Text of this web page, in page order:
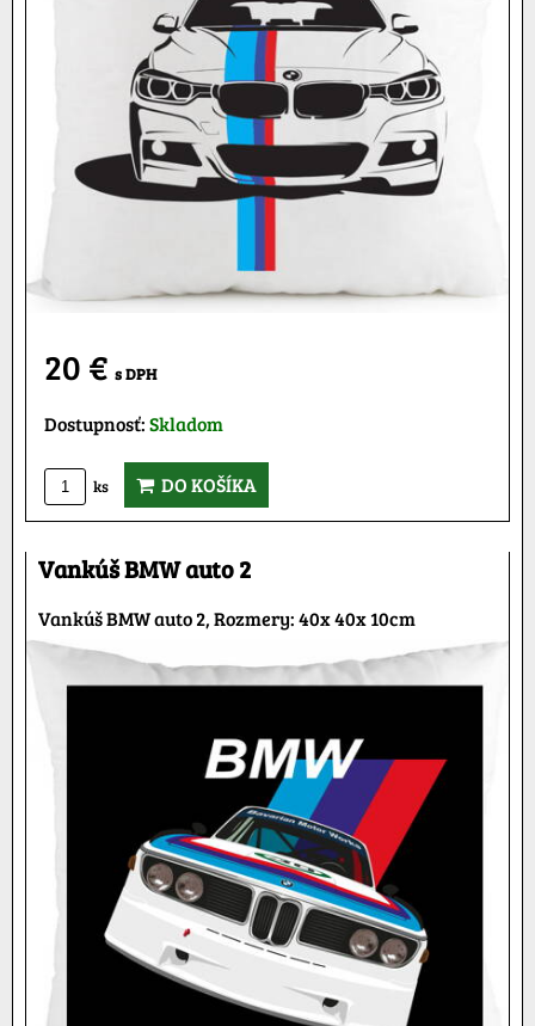
20 € s DPH
Dostupnosť:Skladom
ks DO KOŠÍKA
Vankúš BMW auto 2
Vankúš BMW auto 2, Rozmery: 40x 40x 10cm